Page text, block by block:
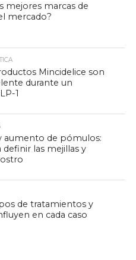
mejores marcas de
mercado?
Mincidelice son
durante un
1
aumento de pómulos:
las mejillas y
de tratamientos y
en cada caso